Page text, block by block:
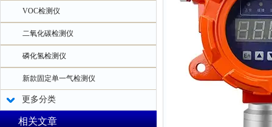
VOC检测仪
二氧化碳检测仪
磷化氢检测仪
新款固定单一气检测仪
更多分类
相关文章